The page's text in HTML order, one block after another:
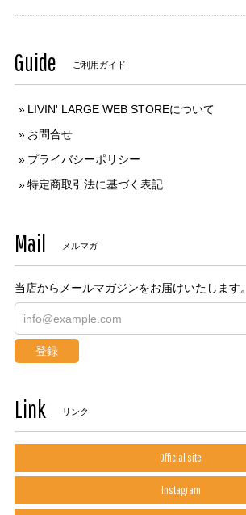
Guide ご利用ガイド
LIVIN' LARGE WEB STOREについて
お問合せ
プライバシーポリシー
特定商取引法に基づく表記
Mail メルマガ
当店からメールマガジンをお届けいたします。
登録
Link リンク
Official site
Instagram